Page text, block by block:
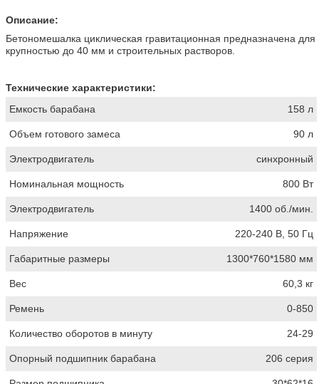
Описание:
Бетономешалка циклическая гравитационная предназначена
крупностью до 40 мм и строительных растворов.
Технические характеристики:
Емкость барабана
158 л
Объем готового замеса 90 л
Электродвигатель синхронный
Номинальная мощность 800 Вт
Электродвигатель 1400 об./мин.
Напряжение 220-240 В, 50 Гц
Габаритные размеры 1300*760*1580 мм
Вес 60,3 кг
Ремень 0-850
Количество оборотов в минуту 24-29
Опорный подшипник барабана 206 серия